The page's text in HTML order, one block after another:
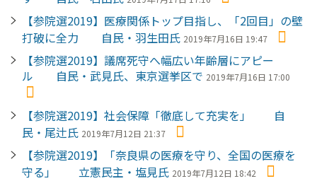
【参院選2019】医療関係トップ目指し、「2回目」の壁
打破に全力 自民・羽生田氏 2019年7月16日 19:47
【参院選2019】議席死守へ幅広い年齢層にアピー
ル 自民・武見氏、東京選挙区で 2019年7月16日 17:00
【参院選2019】社会保障「徹底して充実を」 自
民・尾辻氏 2019年7月12日 21:37
【参院選2019】「奈良県の医療を守り、全国の医療を
守る」 立憲民主・塩見氏 2019年7月12日 18:42